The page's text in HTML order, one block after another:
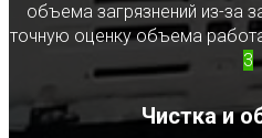
объема загрязнений из-за
точную оценку объема
3
Чистка и